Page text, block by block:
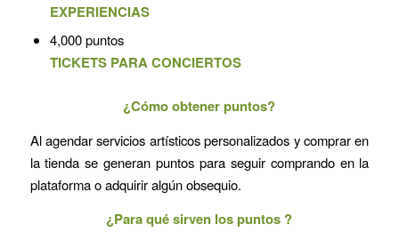
EXPERIENCIAS
4,000 puntos
TICKETS PARA CONCIERTOS
¿Cómo obtener puntos?
Al agendar servicios artísticos personalizados y comprar en
la tienda se generan puntos para seguir comprando en la
plataforma o adquirir algún obsequio.
¿Para qué sirven los puntos ?